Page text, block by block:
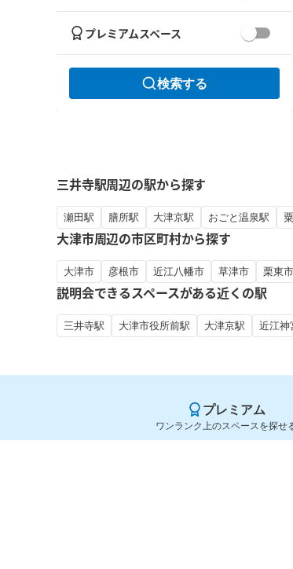
プレミアムスペース
検索する
三井寺駅周辺の駅から探す
瀬田駅 膳所駅 大津京駅 おごと温泉駅
大津市周辺の市区町村から探す
大津市 彦根市 近江八幡市 草津市 栗東市
説明会できるスペースがある近くの駅
三井寺駅 大津市役所前駅 大津京駅 近江神
プレミアム
ワンランク上のスペースを探せ